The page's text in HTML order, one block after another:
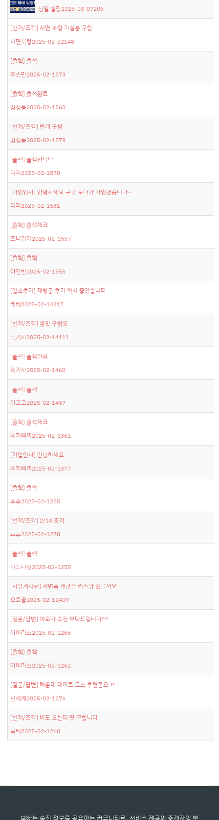
상일 실장2025-03-07206
[번개/조각] 서면 북창 가실분 구함
서면북창2025-02-22148
[출첵] 출석
우스만2025-02-1573
[출첵] 출석완료
감성돔2025-02-1560
[번개/조각] 번개 구함
감성돔2025-02-1579
[출첵] 출석합니다
디피2025-02-1570
[가입인사] 안녕하세요 구글 보다가 가입했습니다~
디피2025-02-1581
[출첵] 출석체크
조니워커2025-02-1557
[출첵] 출첵
야간반2025-02-1556
[업소후기] 재방문 후기 역시 좋았습니다
케케2025-02-14317
[번개/조각] 룸팟 구함요
흑기사2025-02-14111
[출첵] 출석완룜
흑기사2025-02-1460
[출첵] 출첵
아고고2025-02-1457
[출첵] 출석체크
삐끼삐끼2025-02-1361
[가입인사] 안녕하세요
삐끼삐끼2025-02-1377
[출첵] 출석
추추2025-02-1255
[번개/조각] 2/14 조각
추추2025-02-1278
[출첵] 출첵
미드나잇2025-02-1258
[자유게시판] 서면쪽 괜찮은 키스방 있을까요
오르골2025-02-12409
[질문/답변] 아로마 추천 부탁드립니다^^
아이리스2025-02-1266
[출첵] 출첵
아이리스2025-02-1262
[질문/답변] 해운대 데이트 코스 추천좀요 ㅠ
신세계2025-02-1276
[번개/조각] 비도 오는데 팟 구합니다
덕배2025-02-1260
부빠는 술집 정보를 공유하는 커뮤니티로, 서비스 제공의 중개자일 뿐